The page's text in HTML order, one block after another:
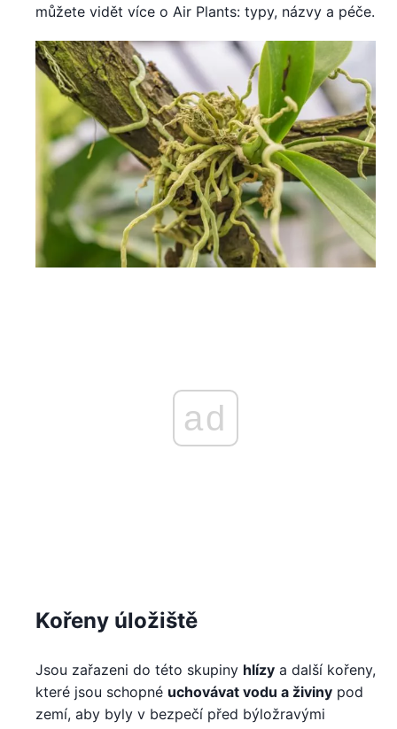
můžete vidět více o Air Plants: typy, názvy a péče.
ad
Kořeny úložiště
Jsou zařazeni do této skupiny hlízy a další kořeny,
které jsou schopné uchovávat vodu a živiny pod
zemí, aby byly v bezpečí před býložravými